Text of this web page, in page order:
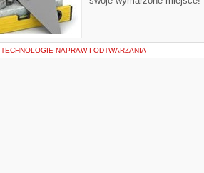
TECHNOLOGIE NAPRAW I ODTWARZANIA